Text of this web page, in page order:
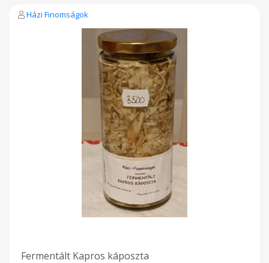
Házi Finomságok
Fermentált Kapros káposzta